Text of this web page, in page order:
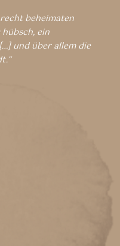
beheimaten
ein
und über allem die